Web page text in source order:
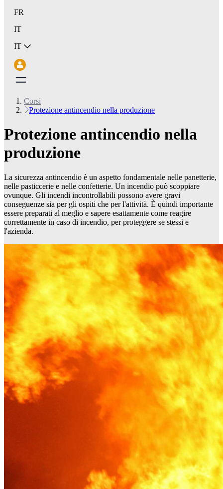
FR
IT
IT
Corsi
Protezione antincendio nella produzione
Protezione antincendio nella
produzione
La sicurezza antincendio è un aspetto fondamentale nelle panetterie,
nelle pasticcerie e nelle confetterie. Un incendio può scoppiare
ovunque. Gli incendi incontrollabili possono avere gravi
conseguenze sia per gli ospiti che per l'attività. È quindi importante
essere preparati al meglio e sapere esattamente come reagire
correttamente in caso di incendio, per proteggere se stessi e
l'azienda.